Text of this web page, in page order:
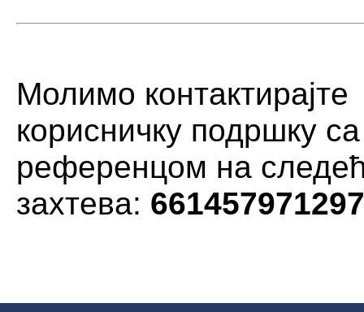
Молимо контактирајте
корисничку подршку са
референцом на
захтева: